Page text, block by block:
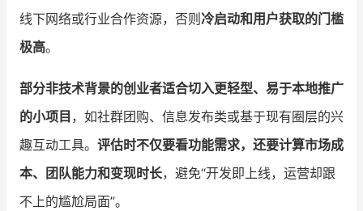
线下网络或行业合作资源，否则 冷启动和用户获取的门槛
极高。
部分非技术背景的创业者适合切入更轻型、易于本地推广
的小项目 ，如社群团购、信息发布类或基于现有圈层的兴
趣互动工具。 评估时不仅要看功能需求，还要计算市场成
本、团队能力和变现时长，避免“开发即上线，运营却跟
不上的尴尬局面”。